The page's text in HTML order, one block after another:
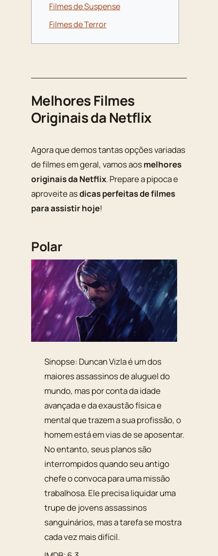
Filmes de Suspense
Filmes de Terror
Melhores Filmes
Originais da Netflix
Agora que demos tantas opções variadas
de filmes em geral, vamos aosmelhores
originais da Netflix. Prepare a pipoca e
aproveite asdicas perfeitas de filmes
para assistir hoje!
Polar
Sinopse: Duncan Vizla é um dos
maiores assassinos de aluguel do
mundo, mas por conta da idade
avançada e da exaustão física e
mental que trazem a sua profissão, o
homem está em vias de se aposentar.
No entanto, seus planos são
interrompidos quando seu antigo
chefe o convoca para uma missão
trabalhosa. Ele precisa liquidar uma
trupe de jovens assassinos
sanguinários, mas a tarefa se mostra
cada vez mais difícil.